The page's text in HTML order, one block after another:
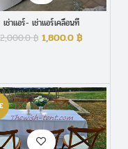
เช่าแอร์- เช่าแอร์เคลื่อนที่
2,000.0฿ 1,800.0฿